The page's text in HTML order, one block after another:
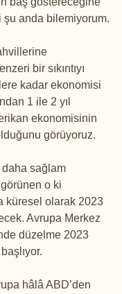
şu anda bilemiyorum.
bir sıkıntıyı
kadar ekonomisi
1 ile 2 yıl
ekonomisinin
görüyoruz.
sağlam
o ki
küresel olarak 2023
Avrupa Merkez
düzelme 2023
hâlâ ABD’den